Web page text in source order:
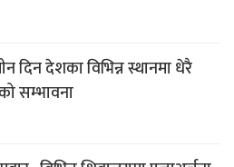
दिन देशका विभिन्न स्थानमा धेरै
सम्भावना